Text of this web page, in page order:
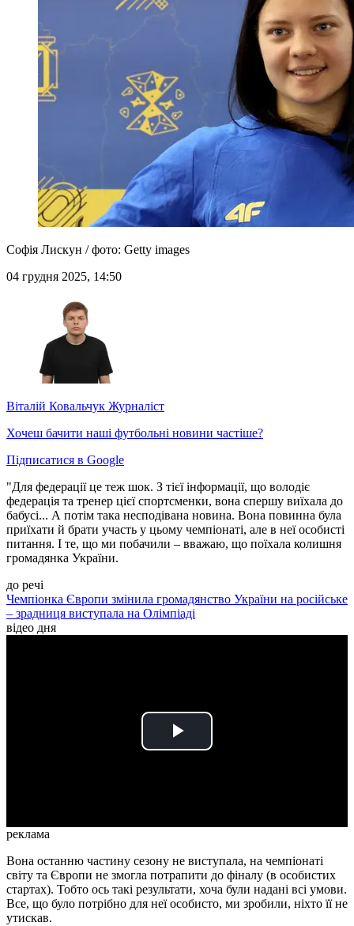
Софія Лискун / фото: Getty images
04 грудня 2025, 14:50
Віталій Ковальчук Журналіст
Хочеш бачити наші футбольні новини частіше?
Підписатися в Google
"Для федерації це теж шок. З тієї інформації, що володіє
федерація та тренер цієї спортсменки, вона спершу виїхала до
бабусі... А потім така несподівана новина. Вона повинна була
приїхати й брати участь у цьому чемпіонаті, але в неї особисті
питання. І те, що ми побачили – вважаю, що поїхала колишня
громадянка України.
до речі
Чемпіонка Європи змінила громадянство України на російське
– зрадниця виступала на Олімпіаді
відео дня
Play
реклама
Вона останню частину сезону не виступала, на чемпіонаті
світу та Європи не змогла потрапити до фіналу (в особистих
стартах). Тобто ось такі результати, хоча були надані всі умови.
Все, що було потрібно для неї особисто, ми зробили, ніхто її не
утискав.